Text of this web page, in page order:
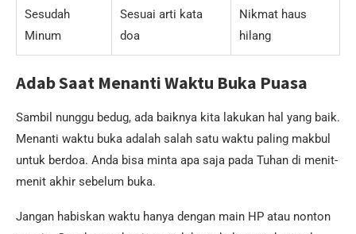
Sesudah
Minum
Sesuai arti kata
doa
Nikmat haus
hilang
Adab Saat Menanti Waktu Buka Puasa
Sambil nunggu bedug, ada baiknya kita lakukan hal yang baik.
Menanti waktu buka adalah salah satu waktu paling makbul
untuk berdoa. Anda bisa minta apa saja pada Tuhan di menit-
menit akhir sebelum buka.
Jangan habiskan waktu hanya dengan main HP atau nonton